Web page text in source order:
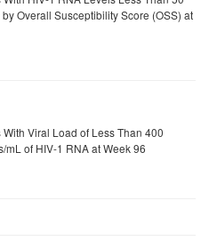
Overall Susceptibility Score (OSS) at
Viral Load of Less Than 400
of HIV-1 RNA at Week 96